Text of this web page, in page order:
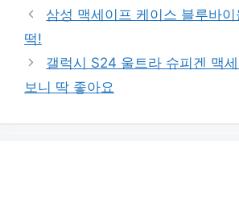
삼성 맥세이프 케이스 블루바
떡!
갤럭시 S24 울트라 슈피겐 맥
보니 딱 좋아요